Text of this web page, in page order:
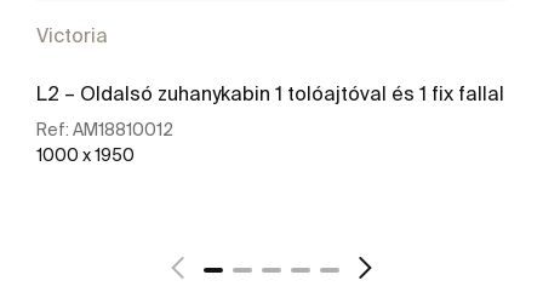
Victoria
L2 – Oldalsó zuhanykabin 1 tolóajtóval és 1 fix fallal
Ref: AM18810012
1000 x 1950